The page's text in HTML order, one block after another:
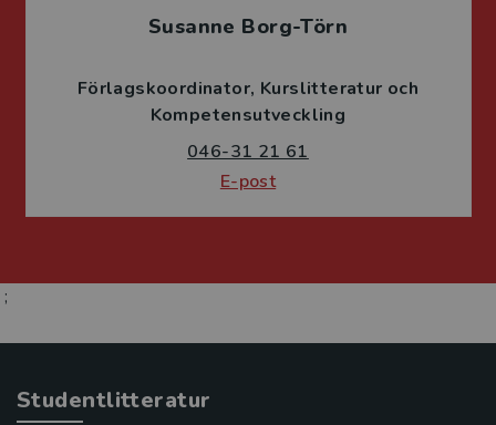
Susanne Borg-Törn
Förlagskoordinator Kurslitteratur och
Kompetensutveckling
046-31 21 61
E-post
;
Studentlitteratur